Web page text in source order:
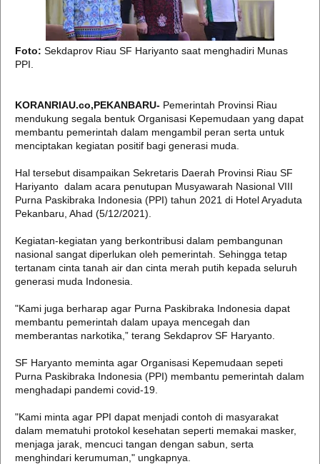
Foto: Sekdaprov Riau SF Hariyanto saat menghadiri Munas
PPI.
KORANRIAU.co,PEKANBARU- Pemerintah Provinsi Riau
mendukung segala bentuk Organisasi Kepemudaan yang dapat
membantu pemerintah dalam mengambil peran serta untuk
menciptakan kegiatan positif bagi generasi muda.
Hal tersebut disampaikan Sekretaris Daerah Provinsi Riau SF
Hariyanto dalam acara penutupan Musyawarah Nasional VIII
Purna Paskibraka Indonesia (PPI) tahun 2021 di Hotel Aryaduta
Pekanbaru, Ahad (5/12/2021).
Kegiatan-kegiatan yang berkontribusi dalam pembangunan
nasional sangat diperlukan oleh pemerintah. Sehingga tetap
tertanam cinta tanah air dan cinta merah putih kepada seluruh
generasi muda Indonesia.
"Kami juga berharap agar Purna Paskibraka Indonesia dapat
membantu pemerintah dalam upaya mencegah dan
memberantas narkotika,” terang Sekdaprov SF Haryanto.
SF Haryanto meminta agar Organisasi Kepemudaan sepeti
Purna Paskibraka Indonesia (PPI) membantu pemerintah dalam
menghadapi pandemi covid-19.
"Kami minta agar PPI dapat menjadi contoh di masyarakat
dalam mematuhi protokol kesehatan seperti memakai masker,
menjaga jarak, mencuci tangan dengan sabun, serta
menghindari kerumuman," ungkapnya.